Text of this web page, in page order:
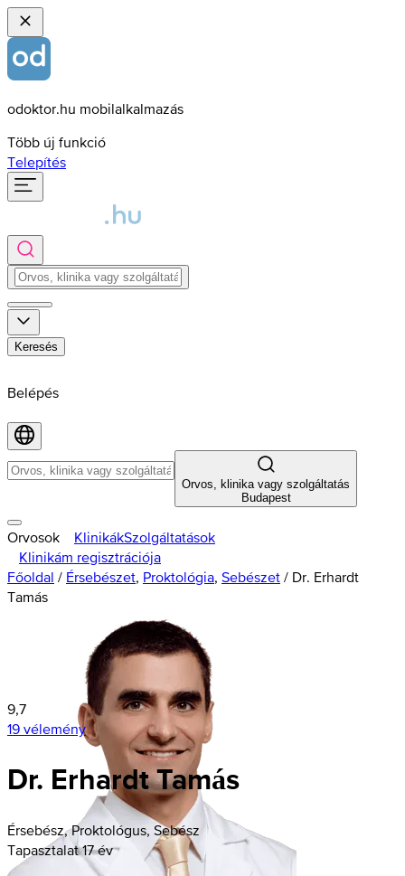
odoktor.hu mobilalkalmazás
Több új funkció
Telepítés
Keresés
Belépés
Orvos, klinika vagy szolgáltatás
Budapest
Orvosok KlinikákSzolgáltatások
Klinikám regisztrációja
Főoldal / Érsebészet, Proktológia, Sebészet / Dr. Erhardt
Tamás
9,7
19 vélemény
Dr. Erhardt Tamás
Érsebész, Proktológus, Sebész
Tapasztalat 17 év